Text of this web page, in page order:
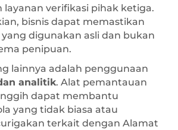
verifikasi pihak ketiga.
bisnis dapat memastikan
digunakan asli dan bukan
penipuan.
lainnya adalah penggunaan
analitik. Alat pemantauan
dapat membantu
yang tidak biasa atau
terkait dengan Alamat